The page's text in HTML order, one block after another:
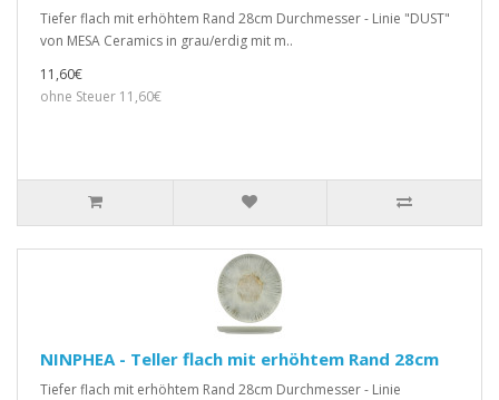
Tiefer flach mit erhöhtem Rand 28cm Durchmesser - Linie "DUST"
von MESA Ceramics in grau/erdig mit m..
11,60€
ohne Steuer 11,60€
NINPHEA - Teller flach mit erhöhtem Rand 28cm
Tiefer flach mit erhöhtem Rand 28cm Durchmesser - Linie